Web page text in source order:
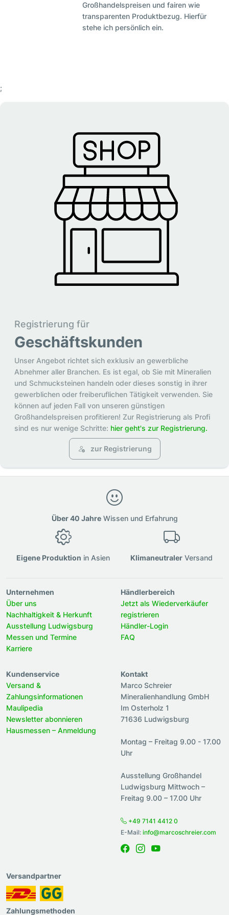
Großhandelspreisen und fairen wie
transparenten Produktbezug. Hierfür
stehe ich persönlich ein.
;
Registrierung für
Geschäftskunden
Unser Angebot richtet sich exklusiv an gewerbliche
Abnehmer aller Branchen. Es ist egal, ob Sie mit Mineralien
und Schmucksteinen handeln oder dieses sonstig in ihrer
gewerblichen oder freiberuflichen Tätigkeit verwenden. Sie
können auf jeden Fall von unseren günstigen
Großhandelspreisen profitieren! Zur Registrierung als Profi
sind es nur wenige Schritte: hier geht's zur Registrierung.
zur Registrierung
Über 40 JahreWissen und Erfahrung
Eigene Produktion in Asien Klimaneutraler Versand
Unternehmen
Über uns
Nachhaltigkeit & Herkunft
Ausstellung Ludwigsburg
Messen und Termine
Karriere
Händlerbereich
Jetzt als Wiederverkäufer
registrieren
Händler-Login
FAQ
Kundenservice
Versand &
Zahlungsinformationen
Maulipedia
Newsletter abonnieren
Hausmessen – Anmeldung
Kontakt
Marco Schreier
Mineralienhandlung GmbH
Im Osterholz 1
71636 Ludwigsburg
Montag – Freitag 9.00 - 17.00
Uhr
Ausstellung Großhandel
Ludwigsburg Mittwoch –
Freitag 9.00 – 17.00 Uhr
+49 7141 4412 0
E-Mail: info@marcoschreier.com
Versandpartner
Zahlungsmethoden